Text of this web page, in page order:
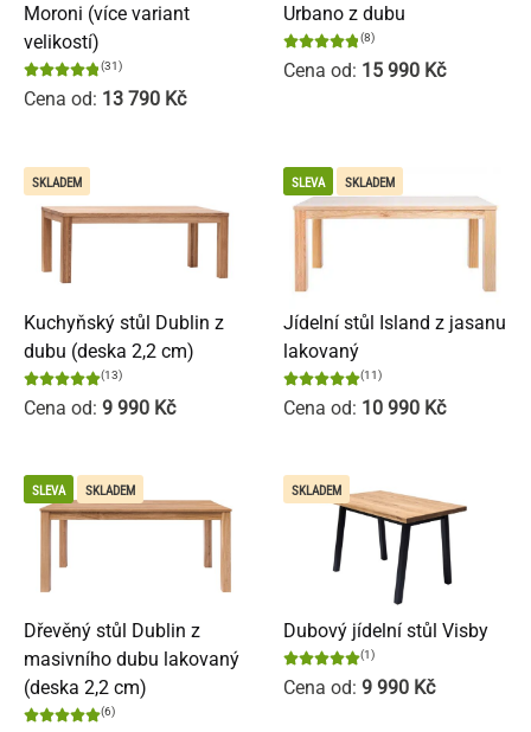
Moroni (více variant
velikostí)
(31)
Cena od: 13 790 Kč
Urbano z dubu
(8)
Cena od: 15 990 Kč
SKLADEM
Kuchyňský stůl Dublin z
dubu (deska 2,2 cm)
(13)
Cena od: 9 990 Kč
SLEVA SKLADEM
Jídelní stůl Island z jasanu
lakovaný
(11)
Cena od: 10 990 Kč
SLEVA SKLADEM
Dřevěný stůl Dublin z
masivního dubu lakovaný
(deska 2,2 cm)
(6)
SKLADEM
Dubový jídelní stůl Visby
(1)
Cena od: 9 990 Kč